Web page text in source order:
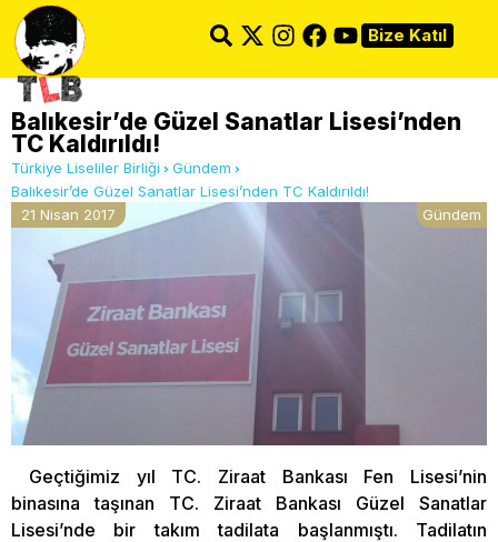
Bize Katıl
Balıkesir’de Güzel Sanatlar Lisesi’nden
TC Kaldırıldı!
Türkiye Liseliler Birliği
Gündem
Balıkesir’de Güzel Sanatlar Lisesi’nden TC Kaldırıldı!
21 Nisan 2017
Gündem
Geçtiğimiz yıl TC. Ziraat Bankası Fen Lisesi’nin
binasına taşınan TC. Ziraat Bankası Güzel Sanatlar
Lisesi’nde bir takım tadilata başlanmıştı. Tadilatın